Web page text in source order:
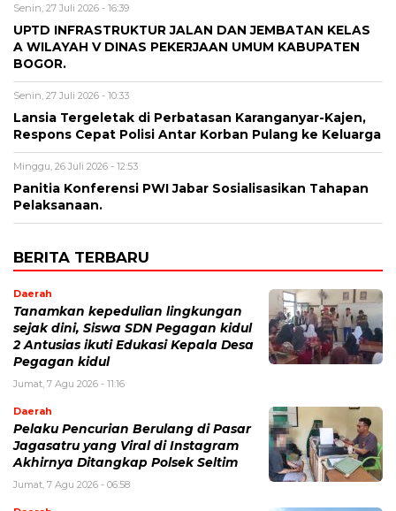
Senin, 27 Juli 2026 - 16:39
UPTD INFRASTRUKTUR JALAN DAN JEMBATAN KELAS
A WILAYAH V DINAS PEKERJAAN UMUM KABUPATEN
BOGOR.
Senin, 27 Juli 2026 - 10:33
Lansia Tergeletak di Perbatasan Karanganyar-Kajen,
Respons Cepat Polisi Antar Korban Pulang ke Keluarga
Minggu, 26 Juli 2026 - 12:53
Panitia Konferensi PWI Jabar Sosialisasikan Tahapan
Pelaksanaan.
BERITA TERBARU
Daerah
Tanamkan kepedulian lingkungan
sejak dini, Siswa SDN Pegagan kidul
2 Antusias ikuti Edukasi Kepala Desa
Pegagan kidul
Jumat, 7 Agu 2026 - 11:16
Daerah
Pelaku Pencurian Berulang di Pasar
Jagasatru yang Viral di Instagram
Akhirnya Ditangkap Polsek Seltim
Jumat, 7 Agu 2026 - 06:58